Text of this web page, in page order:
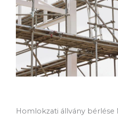
Homlokzati állvány